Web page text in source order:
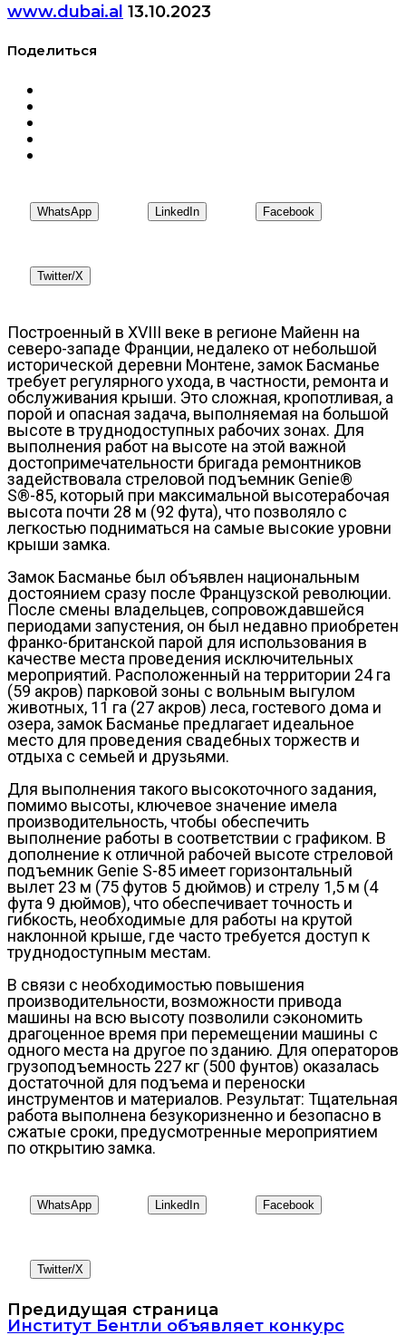
www.dubai.al 13.10.2023
Поделиться
WhatsApp LinkedIn Facebook
Twitter/X
Построенный в XVIII веке в регионе Майенн на
северо-западе Франции, недалеко от небольшой
исторической деревни Монтене, замок Басманье
требует регулярного ухода, в частности, ремонта и
обслуживания крыши. Это сложная, кропотливая, а
порой и опасная задача, выполняемая на большой
высоте в труднодоступных рабочих зонах. Для
выполнения работ на высоте на этой важной
достопримечательности бригада ремонтников
задействовала стреловой подъемник Genie®
S®-85, который при максимальной высотерабочая
высота почти 28 м (92 фута), что позволяло с
легкостью подниматься на самые высокие уровни
крыши замка.
Замок Басманье был объявлен национальным
достоянием сразу после Французской революции.
После смены владельцев, сопровождавшейся
периодами запустения, он был недавно приобретен
франко-британской парой для использования в
качестве места проведения исключительных
мероприятий. Расположенный на территории 24 га
(59 акров) парковой зоны с вольным выгулом
животных, 11 га (27 акров) леса, гостевого дома и
озера, замок Басманье предлагает идеальное
место для проведения свадебных торжеств и
отдыха с семьей и друзьями.
Для выполнения такого высокоточного задания,
помимо высоты, ключевое значение имела
производительность, чтобы обеспечить
выполнение работы в соответствии с графиком. В
дополнение к отличной рабочей высоте стреловой
подъемник Genie S-85 имеет горизонтальный
вылет 23 м (75 футов 5 дюймов) и стрелу 1,5 м (4
фута 9 дюймов), что обеспечивает точность и
гибкость, необходимые для работы на крутой
наклонной крыше, где часто требуется доступ к
труднодоступным местам.
В связи с необходимостью повышения
производительности, возможности привода
машины на всю высоту позволили сэкономить
драгоценное время при перемещении машины с
одного места на другое по зданию. Для операторов
грузоподъемность 227 кг (500 фунтов) оказалась
достаточной для подъема и переноски
инструментов и материалов. Результат: Тщательная
работа выполнена безукоризненно и безопасно в
сжатые сроки, предусмотренные мероприятием
по открытию замка.
WhatsApp LinkedIn Facebook
Twitter/X
Предидущая страница
Институт Бентли объявляет конкурс